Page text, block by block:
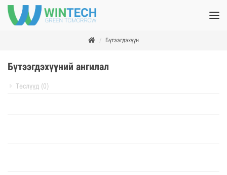
Бүтээгдэхүүн
Бүтээгдэхүүний ангилал
Төслүүд (0)